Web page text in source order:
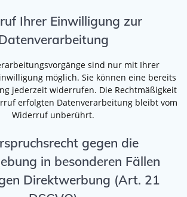
Ihrer Einwilligung zur
sind nur mit Ihrer
möglich. Sie können eine bereits
jederzeit widerrufen. Die Rechtmäßigkeit
erfolgten Datenverarbeitung bleibt vom
Widerruf unberührt.
gegen die
in besonderen Fällen
Direktwerbung (Art. 21